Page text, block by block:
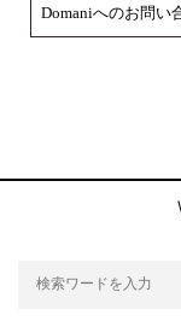
Domaniへのお問い